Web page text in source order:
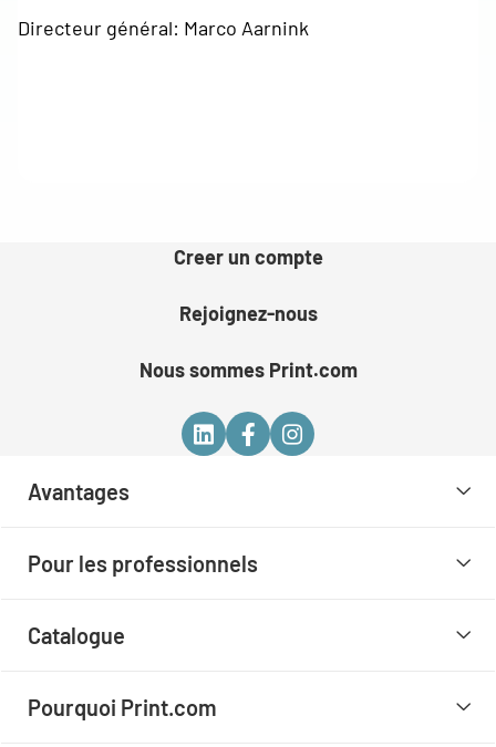
Directeur général: Marco Aarnink
Creer un compte
Rejoignez-nous
Nous sommes Print.com
Avantages
Pour les professionnels
Catalogue
Pourquoi Print.com